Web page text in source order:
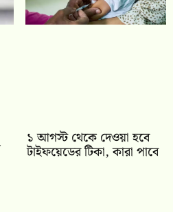
১ আগস্ট থেকে দেওয়া হবে
টাইফয়েডের টিকা, কারা পাবে